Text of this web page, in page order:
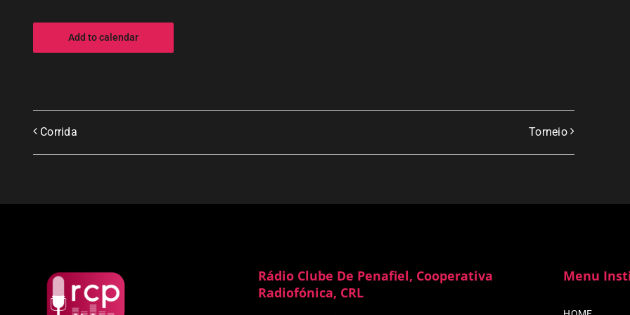
Add to calendar
Corrida Torneio
Rádio Clube De Penafiel, Cooperativa
Radiofónica, CRL
Menu